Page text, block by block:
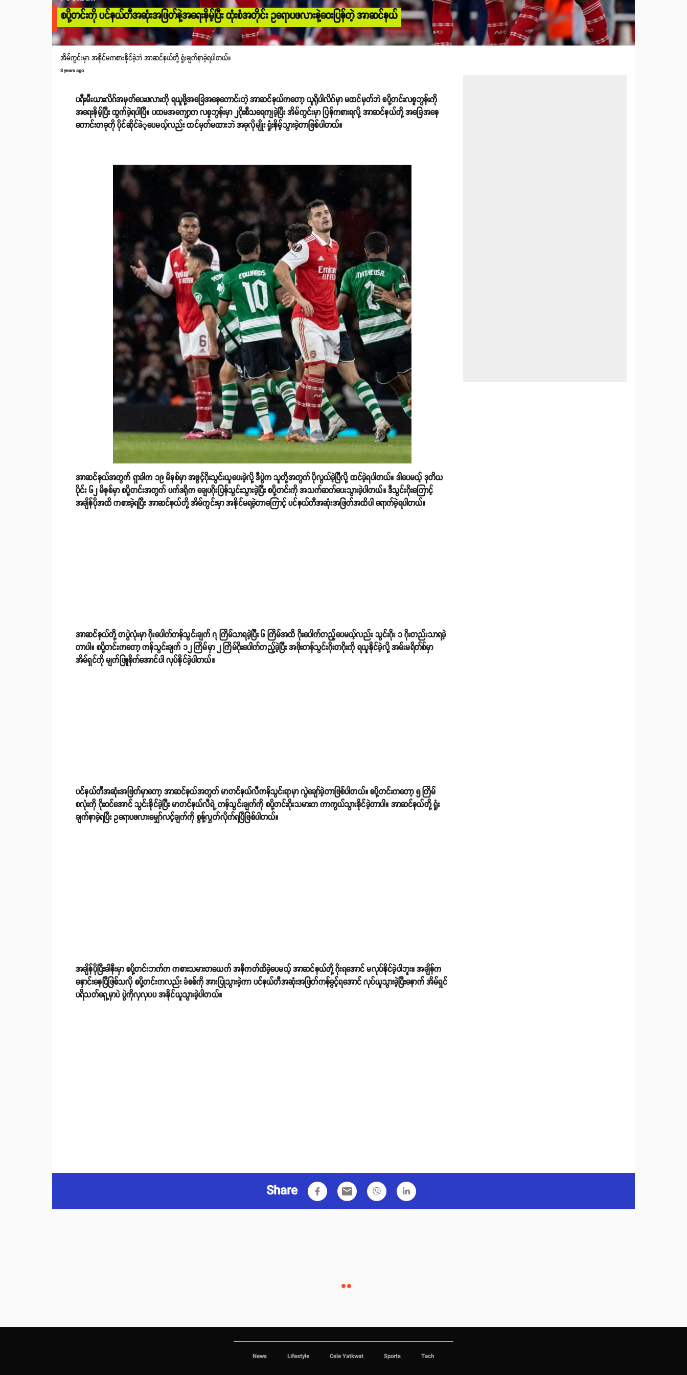
စပို့တင်းကို ပင်နယ်တီအဆုံးအဖြတ်နဲ့အရေးနိမ့်ပြီး ထုံးစံအတိုင်း ဥရောပဖလားနဲ့ဝေးပြန်တဲ့ အာဆင်နယ်
အိမ်ကွင်းမှာ အနိုင်မကစားနိုင်ခဲ့ဘဲ အာဆင်နယ်တို့ ရှုံးချက်နာခဲ့ရပါတယ်။
3 years ago
ပရီးမီးယားလိဂ်အမှတ်ပေးဖလားကို ရယူဖို့အခြေအနေကောင်းတဲ့ အာဆင်နယ်ကတော့ ယူရိုပါလိဂ်မှာ မထင်မှတ်ဘဲ စပို့တင်းလစ္စဘွန်းကို
အရေးနိမ့်ပြီး ထွက်ခဲ့ရပါပြီ။ ပထမအကျော့က လစ္စဘွန်းမှာ ၂ဂိုးစီသရေကျခဲ့ပြီး အိမ်ကွင်းမှာ ပြန်ကစားရလို့ အာဆင်နယ်တို့ အခြေအနေ
ကောင်းတခုကို ပိုင်ဆိုင်ခဲ​့ပေမယ့်လည်း ထင်မှတ်မထားဘဲ အခုလိုမျိုး ရှုံးနိမ့်သွားခဲ့တာဖြစ်ပါတယ်။
အာဆင်နယ်အတွက် ရှာခါက ၁၉ မိနစ်မှာ အဖွင့်ဂိုးသွင်းယူပေးခဲ့လို့ ဒီပွဲက သူတို့အတွက် ပိုလွယ်ခဲ့ပြီလို့ ထင်ခဲ့ရပါတယ်။ ဒါပေမယ့် ဒုတိယ
ပိုင်း ၆၂ မိနစ်မှာ စပို့တင်းအတွက် ပက်ဒရိုက ချေပဂိုးပြန်သွင်းသွားခဲ့ပြီး စပို့တင်းကို အသက်ဆက်ပေးသွားခဲ့ပါတယ်။ ဒီသွင်းဂိုးကြောင့်
အချိန်ပိုအထိ ကစားခဲ့ရပြီး အာဆင်နယ်တို့ အိမ်ကွင်းမှာ အနိုင်မရခဲ့တာကြောင့် ပင်နယ်တီအဆုံးအဖြတ်အထိပါ ရောက်ခဲ့ရပါတယ်။
အာဆင်နယ်တို့ တပွဲလုံးမှာ ဂိုးပေါက်ကန်သွင်းချက် ၇ ကြိမ်သာရခဲ့ပြီး ၆ ကြိမ်အထိ ဂိုးပေါက်တည့်ပေမယ့်လည်း သွင်းဂိုး ၁ ဂိုးတည်းသာရခဲ့
တာပါ။ စပို့တင်းကတော့ ကန်သွင်းချက် ၁၂ ကြိမ်မှာ ၂ ကြိမ်ဂိုးပေါက်တည့်ခဲ့ပြီး အဖိုးတန်သွင်းဂိုးတဂိုးကို ရယူနိုင်ခဲ့လို့ အမ်းမရိတ်စ်မှာ
အိမ်ရှင်ကို မျက်ဖြူစိုက်အောင်ပါ လုပ်နိုင်ခဲ့ပါတယ်။
ပင်နယ်တီအဆုံးအဖြတ်မှာတော့ အာဆင်နယ်အတွက် မာတင်နယ်လီကန်သွင်းရာမှာ လွဲချော်ခဲ့တာဖြစ်ပါတယ်။ စပို့တင်းကတော့ ၅ ကြိမ်
စလုံးကို ဂိုးဝင်အောင် သွင်းနိုင်ခဲ့ပြီး မာတင်နယ်လီရဲ့ ကန်သွင်းချက်ကို စပို့တင်းဂိုးသမားက ကာကွယ်သွားနိုင်ခဲ့တာပါ။ အာဆင်နယ်တို့ ရှုံး
ချက်နာခဲ့ရပြီး ဥရောပဖလားမျှော်လင့်ချက်ကို စွန့်လွှတ်လိုက်ရပြီဖြစ်ပါတယ်။
အချိန်ပိုပြီးခါနီးမှာ စပို့တင်းဘက်က ကစားသမားတယေက် အနီကတ်ထိခဲ့ပေမယ့် အာဆင်နယ်တို့ ဂိုးရအောင် မလုပ်နိုင်ခဲ့ပါဘူး။ အချိန်က
နှောင်းနေပြီဖြစ်သလို စပို့တင်းကလည်း ခံစစ်ကို အားပြုသွားခဲ့ကာ ပင်နယ်တီအဆုံးအဖြတ်ကန်ခွင့်ရအောင် လုပ်ယူသွားခဲ့ပြီးနောက် အိမ်ရှင်
ပရိသတ်ရှေ့မှာပဲ ပွဲကိုလှလှပပ အနိုင်ယူသွားခဲ့ပါတယ်။
Share email
News Lifestyle Cele Yatkwat Sports Tech